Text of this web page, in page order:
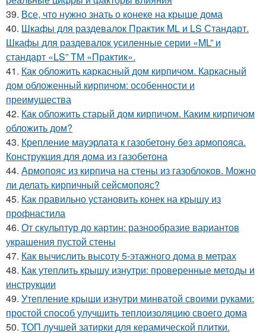
39. Все, что нужно знать о конеке на крыше дома
40. Шкафы для раздевалок Практик ML и LS Стандарт.
Шкафы для раздевалок усиленные серии «ML” и
стандарт «LS” ТМ «Практик».
41. Как обложить каркасный дом кирпичом. Каркасный
дом обложенный кирпичом: особенности и
преимущества
42. Как обложить старый дом кирпичом. Каким кирпичом
обложить дом?
43. Крепление мауэрлата к газобетону без армопояса.
Конструкция для дома из газобетона
44. Армопояс из кирпича на стены из газоблоков. Можно
ли делать кирпичный сейсмопояс?
45. Как правильно установить конек на крышу из
профнастила
46. От скульптур до картин: разнообразие вариантов
украшения пустой стены
47. Как вычислить высоту 5-этажного дома в метрах
48. Как утеплить крышу изнутри: проверенные методы и
инструкции
49. Утепление крыши изнутри минватой своими руками:
простой способ улучшить теплоизоляцию своего дома
50. ТОП лучшей затирки для керамической плитки.